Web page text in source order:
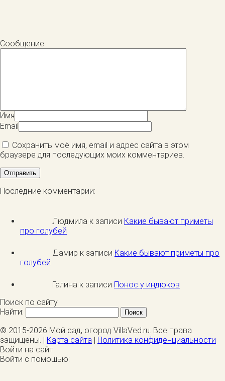
Сообщение
Имя
Email
Сохранить моё имя, email и адрес сайта в этом
браузере для последующих моих комментариев.
Последние комментарии:
Людмила к записи Какие бывают приметы
про голубей
Дамир к записи Какие бывают приметы про
голубей
Галина к записи Понос у индюков
Поиск по сайту
Найти:
© 2015-2026 Мой сад, огород VillaVed.ru. Все права
защищены. | Карта сайта | Политика конфиденциальности
Войти на сайт
Войти с помощью: